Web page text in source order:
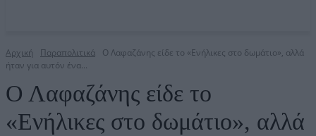
Αρχική Παραπολιτικά
Ο Λαφαζάνης είδε το «Ενήλικες στο δωμάτιο», αλλά
ήταν για αυτόν ένα...
Ο Λαφαζάνης είδε το
«Ενήλικες στο δωμάτιο», αλλά